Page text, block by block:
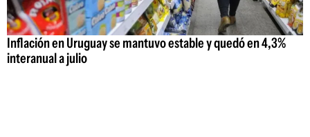
Inflación en Uruguay se mantuvo estable y quedó en 4,3%
interanual a julio